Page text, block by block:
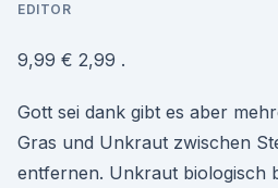
EDITOR
9,99 € 2,99 .
Gott sei dank gibt es aber
Gras und Unkraut zwischen
entfernen. Unkraut biologisch